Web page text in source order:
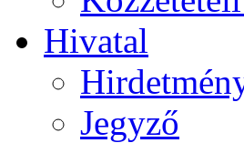
Hivatal
Jegyző